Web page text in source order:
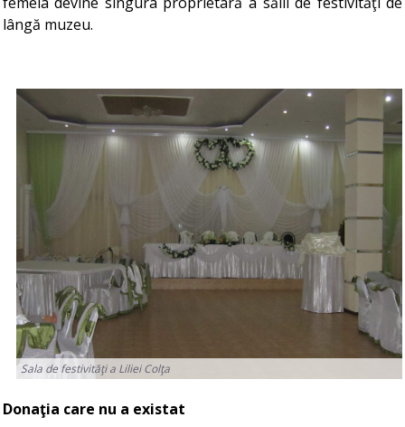
lângă muzeu.
Sala de festivităţi a Liliei Colţa
Donaţia care nu a existat